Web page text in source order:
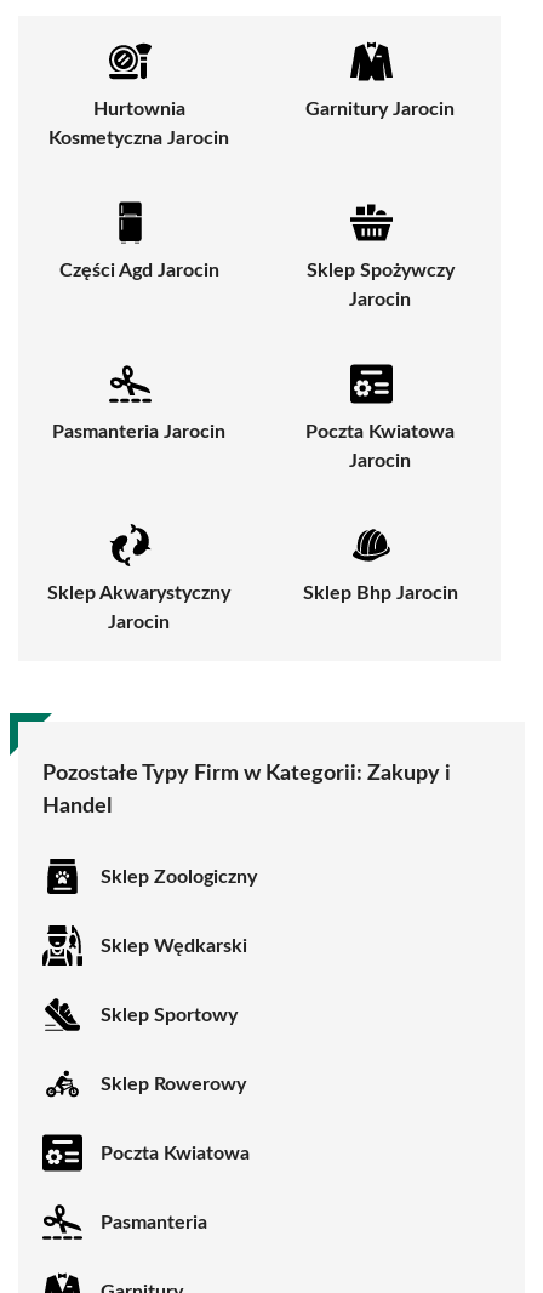
Hurtownia
Kosmetyczna Jarocin
Garnitury Jarocin
Części Agd Jarocin
Sklep Spożywczy
Jarocin
Pasmanteria Jarocin
Poczta Kwiatowa
Jarocin
Sklep Akwarystyczny
Jarocin
Sklep Bhp Jarocin
Pozostałe Typy Firm w Kategorii: Zakupy i
Handel
Sklep Zoologiczny
Sklep Wędkarski
Sklep Sportowy
Sklep Rowerowy
Poczta Kwiatowa
Pasmanteria